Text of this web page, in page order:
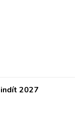
2027